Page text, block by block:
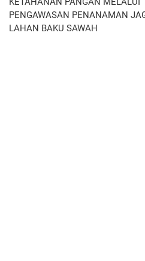
PENGAWASAN PENANAMAN
LAHAN BAKU SAWAH